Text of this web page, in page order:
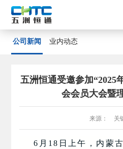
公司新闻 业内动态
五洲恒通受邀参加“2025
会会员大会暨
来源： 关
6月18日上午，内蒙